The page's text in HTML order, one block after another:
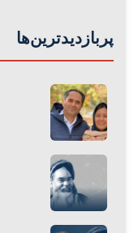
پربازدیدترین‌ها